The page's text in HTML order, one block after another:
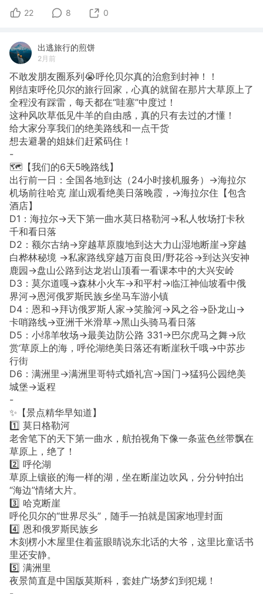
22 8 0
出逃旅行的煎饼
2月前
不敢发朋友圈系列😭呼伦贝尔真的治愈到封神！！
刚结束呼伦贝尔的旅行回家，心真的就留在那片大草原上了
全程没有踩雷，每天都在“哇塞”中度过！
这种风吹草低见牛羊的自由感，真的只有去过的才懂！
给大家分享我们的绝美路线和一点干货
想去避暑的姐妹们赶紧码住！
-
🗺️【我们的6天5晚路线】
出行前一日：全国各地到达（24小时接机服务）→海拉尔
机场前往哈克 崖山观看绝美日落晚霞，→海拉尔住【包含
酒店】
D1：海拉尔→天下第一曲水莫日格勒河→私人牧场打卡秋
千和看日落
D2：额尔古纳→穿越草原腹地到达大力山湿地断崖→穿越
白桦林秘境 →私家路线穿越万亩良田/野花谷→到达兴安神
鹿园→盘山公路到达龙岩山顶看一看课本中的大兴安岭
D3：莫尔道嘎→森林小火车→和平村→临江神仙坡看中俄
界河→恩河俄罗斯民族乡坐马车游小镇
D4：恩和→拜访俄罗斯人家→笑脸河→风之谷→卧龙山→
卡哨路线→亚洲千米滑草→黑山头骑马看日落
D5：小绵羊牧场→最美边防公路 331→巴尔虎马之舞→欣
赏‘草原上的海，呼伦湖绝美日落还有断崖秋千哦→中苏步
行街
D6：满洲里→满洲里哥特式婚礼宫→国门→猛犸公园绝美
城堡→返程
-
✨【景点精华早知道】
1️⃣ 莫日格勒河
老舍笔下的天下第一曲水，航拍视角下像一条蓝色丝带飘在
草原上，绝了！
2️⃣ 呼伦湖
草原上镶嵌的海一样的湖，坐在断崖边吹风，分分钟拍出
“海边”情绪大片。
3️⃣ 哈克断崖
呼伦贝尔的“世界尽头”，随手一拍就是国家地理封面
4️⃣ 恩和俄罗斯民族乡
木刻楞小木屋里住着蓝眼睛说东北话的大爷，这里比童话书
里还安静。
5️⃣ 满洲里
夜景简直是中国版莫斯科，套娃广场梦幻到犯规！